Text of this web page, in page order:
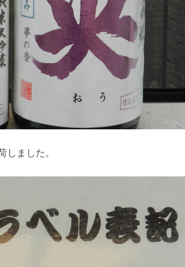
しました。